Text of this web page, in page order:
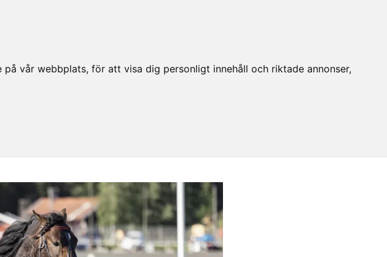
vår webbplats, för att visa dig personligt innehåll och riktade annonser,